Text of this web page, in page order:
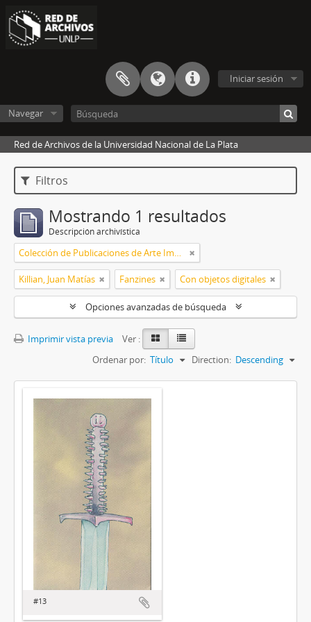
Iniciar sesión
Navegar
Red de Archivos de la Universidad Nacional de La Plata
Filtros
Mostrando 1 resultados
Descripción archivística
Colección de Publicaciones de Arte Impreso
Killian, Juan Matías Fanzines Con objetos digitales
Opciones avanzadas de búsqueda
Imprimir vista previa
Ver :
Ordenar por: Título Direction: Descending
#13